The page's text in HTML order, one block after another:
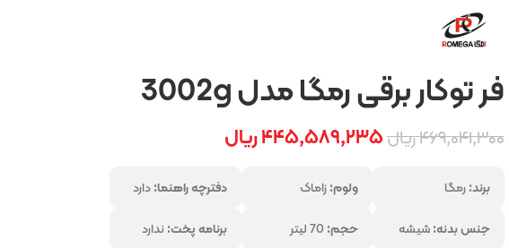
فر توکار برقی رمگا مدل 3002g
۴۶۹,۰۴۱,۳۰۰ریال۴۴۵,۵۸۹,۲۳۵ریال
برند:رمگا ولوم:زاماک دفترچه راهنما:دارد
جنس بدنه:شیشه حجم: برنامه پخت: ندارد